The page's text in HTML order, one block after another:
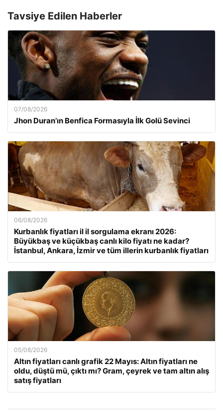
Tavsiye Edilen Haberler
07/08/2026
Jhon Duran’ın Benfica Formasıyla İlk Golü Sevinci
06/08/2026
Kurbanlık fiyatları il il sorgulama ekranı 2026:
Büyükbaş ve küçükbaş canlı kilo fiyatı ne kadar?
İstanbul, Ankara, İzmir ve tüm illerin kurbanlık fiyatları
05/08/2026
Altın fiyatları canlı grafik 22 Mayıs: Altın fiyatları ne
oldu, düştü mü, çıktı mı? Gram, çeyrek ve tam altın alış
satış fiyatları